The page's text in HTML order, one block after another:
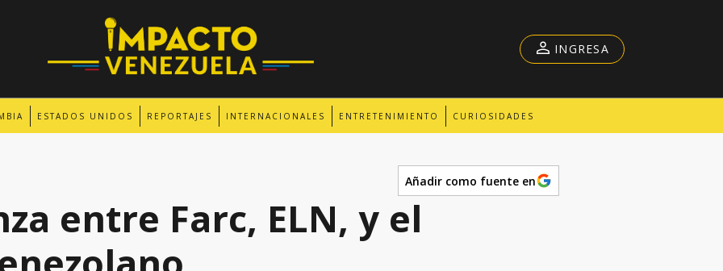
ESTADOS UNIDOS REPORTAJES INTERNACIONALES ENTRETENIMIENTO CURIOSIDADES
INGRESA
Añadir como fuente en
entre Farc, ELN, y el